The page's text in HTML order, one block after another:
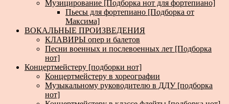
Музицирование [Подборка нот для фортепиано]
Пьесы для фортепиано [Подборка от
Максима]
ВОКАЛЬНЫЕ ПРОИЗВЕДЕНИЯ
КЛАВИРЫ опер и балетов
Песни военных и послевоенных лет [Подборка
нот]
Концертмейстеру [подборки нот]
Концертмейстеру в хореографии
Музыкальному руководителю в ДДУ [подборка
нот]